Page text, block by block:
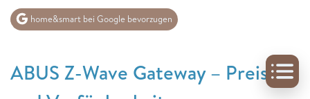
home&smart bei Google bevorzugen
ABUS Z-Wave Gateway – Preise